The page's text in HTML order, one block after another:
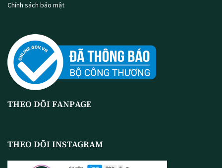
Chính sách bảo mật
THEO DÕI FANPAGE
THEO DÕI INSTAGRAM